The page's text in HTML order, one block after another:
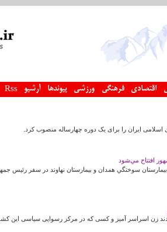
اقتصادی فرهنگی ورزشی پیوندها آرشیو Rss
ایران را برای یک دوره چهارساله منصوب کرد.
افتتاح مي‌شود
سوختگي همدان و بيمارستان نهاوند در سفر رئيس
زن اسراسر آمیز و کسی که در مرکز رسوایی سیاسی